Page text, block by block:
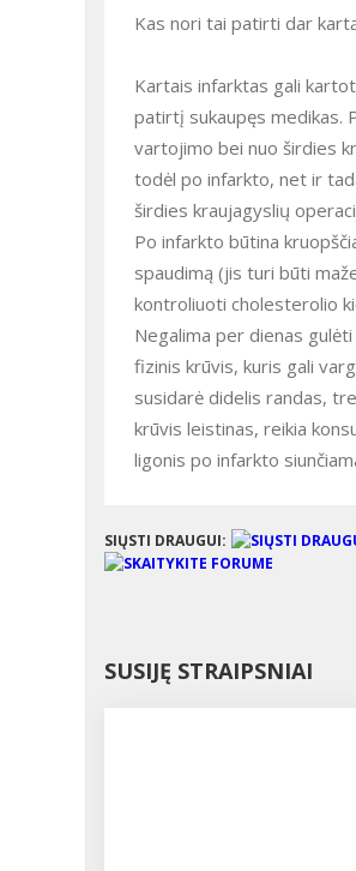
Kas nori tai patirti dar
Kartais infarktas gali
patirtį sukaupęs medikas.
vartojimo bei nuo širdies
todėl po infarkto, net ir
širdies kraujagyslių
Po infarkto būtina
spaudimą (jis turi būti
kontroliuoti cholesterolio
Negalima per dienas
fizinis krūvis, kuris gali
susidarė didelis randas,
krūvis leistinas, reikia
ligonis po infarkto
SIŲSTI DRAUGUI:
SUSIJĘ STRAIPSNIAI